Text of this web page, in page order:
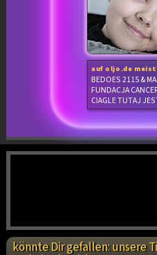
auf oljo.de
BEDOES 2115 &
FUNDACJA
CIAGLE TUTAJ
könnte Dir gefallen: unsere